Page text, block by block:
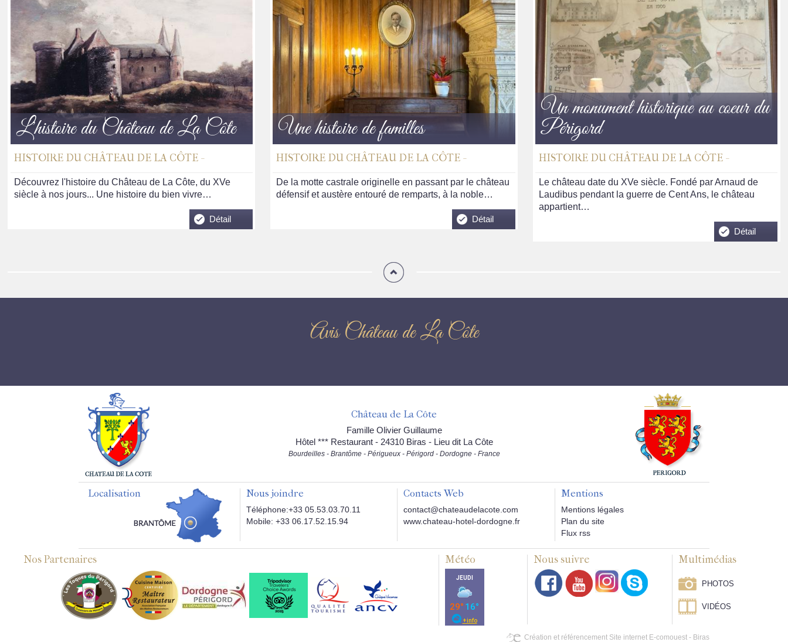
L'histoire du Château de La Côte
HISTOIRE DU CHÂTEAU DE LA CÔTE -
Découvrez l'histoire du Château de La Côte, du XVe
siècle à nos jours... Une histoire du bien vivre…
Détail
Une histoire de familles
HISTOIRE DU CHÂTEAU DE LA CÔTE -
De la motte castrale originelle en passant par le château
défensif et austère entouré de remparts, à la noble…
Détail
Un monument historique au coeur du
Périgord
HISTOIRE DU CHÂTEAU DE LA CÔTE -
Le château date du XVe siècle. Fondé par Arnaud de
Laudibus pendant la guerre de Cent Ans, le château
appartient…
Détail
Avis Château de La Côte
Château de La Côte
Famille Olivier Guillaume
Hôtel *** Restaurant - 24310 Biras - Lieu dit La Côte
Bourdeilles - Brantôme - Périgueux - Périgord - Dordogne - France
Localisation Nous joindre
Téléphone:+33 05.53.03.70.11
Mobile: +33 06.17.52.15.94
Contacts Web
contact@chateaudelacote.com
www.chateau-hotel-dordogne.fr
Mentions
Mentions légales
Plan du site
Flux rss
Nos Partenaires Météo Nous suivre Multimédias
PHOTOS
VIDÉOS
Création et référencement Site internet E-comouest - Biras